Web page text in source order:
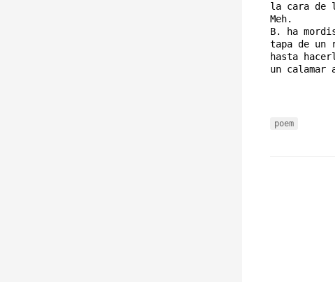
la cara de
Meh.
B. ha
tapa de un
hasta
un calamar
poem